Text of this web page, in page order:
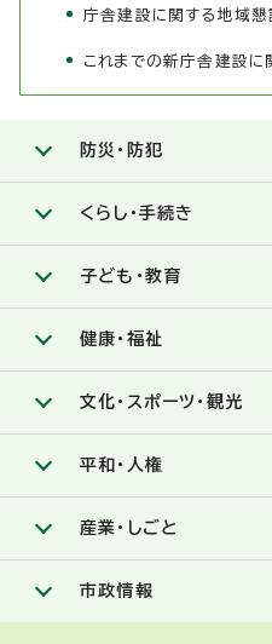
庁舎建設に関する地域懇
これまでの新庁舎建設に
防災・防犯
くらし・手続き
子ども・教育
健康・福祉
文化・スポーツ・観光
平和・人権
産業・しごと
市政情報